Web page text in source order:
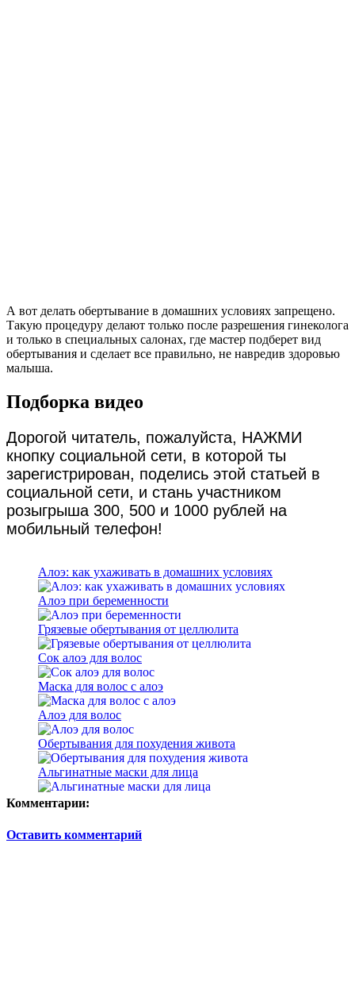
А вот делать обертывание в домашних условиях запрещено.
Такую процедуру делают только после разрешения гинеколога
и только в специальных салонах, где мастер подберет вид
обертывания и сделает все правильно, не навредив здоровью
малыша.
Подборка видео
Дорогой читатель, пожалуйста, НАЖМИ
кнопку социальной сети, в которой ты
зарегистрирован, поделись этой статьей в
социальной сети, и стань участником
розыгрыша 300, 500 и 1000 рублей на
мобильный телефон!
Алоэ: как ухаживать в домашних условиях
Алоэ при беременности
Грязевые обертывания от целлюлита
Сок алоэ для волос
Маска для волос с алоэ
Алоэ для волос
Обертывания для похудения живота
Альгинатные маски для лица
Комментарии:
Оставить комментарий